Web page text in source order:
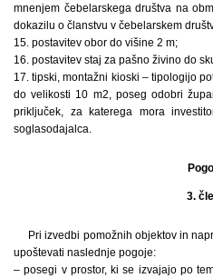
mnenjem čebelarskega društva na
dokazilu o članstvu v čebelarskem
15. postavitev obor do višine 2 m;
16. postavitev staj za pašno živino do
17. tipski, montažni kioski – tipologijo
do velikosti 10 m2, poseg odobri
priključek, za katerega mora
soglasodajalca.
3.
Pri izvedbi pomožnih objektov in
upoštevati naslednje pogoje:
– posegi v prostor, ki se izvajajo po